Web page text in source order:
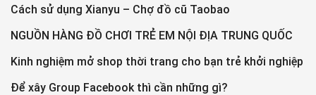
Cách sử dụng Xianyu – Chợ đồ cũ Taobao
NGUỒN HÀNG ĐỒ CHƠI TRẺ EM NỘI ĐỊA TRUNG QUỐC
Kinh nghiệm mở shop thời trang cho bạn trẻ khởi nghiệp
Để xây Group Facebook thì cần những gì?